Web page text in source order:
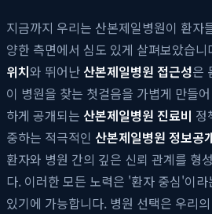
지금까지 우리는 산본제일병원이 환자
양한 측면에서 심도 있게 살펴보았습니
위치와 뛰어난 산본제일병원 접근성은
이 병원을 찾는 첫걸음을 가볍게 만들
하게 공개되는 산본제일병원 진료비 정
중하는 적극적인 산본제일병원 정보공
환자와 병원 간의 깊은 신뢰 관계를 형
다. 이러한 모든 노력은 '환자 중심'이
있기에 가능합니다. 병원 선택은 우리